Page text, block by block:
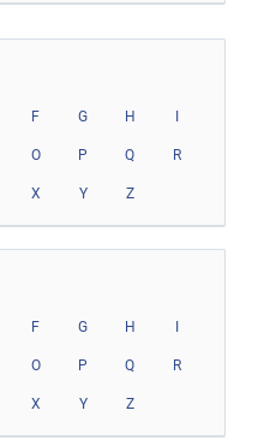
F G H
O P Q R
X Y Z
F G H
O P Q R
X Y Z